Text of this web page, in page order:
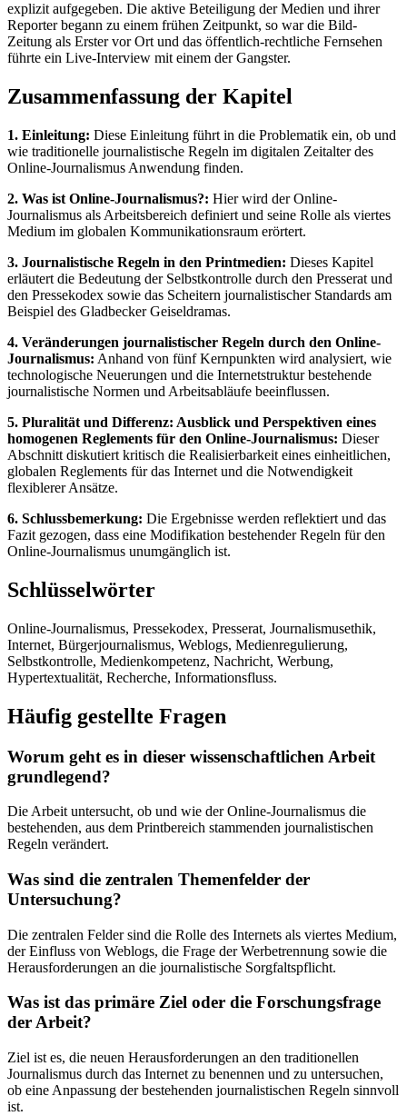
explizit aufgegeben. Die aktive Beteiligung der Medien und ihrer
Reporter begann zu einem frühen Zeitpunkt, so war die Bild-
Zeitung als Erster vor Ort und das öffentlich-rechtliche Fernsehen
führte ein Live-Interview mit einem der Gangster.
Zusammenfassung der Kapitel
1. Einleitung: Diese Einleitung führt in die Problematik ein, ob und
wie traditionelle journalistische Regeln im digitalen Zeitalter des
Online-Journalismus Anwendung finden.
2. Was ist Online-Journalismus?: Hier wird der Online-
Journalismus als Arbeitsbereich definiert und seine Rolle als viertes
Medium im globalen Kommunikationsraum erörtert.
3. Journalistische Regeln in den Printmedien: Dieses Kapitel
erläutert die Bedeutung der Selbstkontrolle durch den Presserat und
den Pressekodex sowie das Scheitern journalistischer Standards am
Beispiel des Gladbecker Geiseldramas.
4. Veränderungen journalistischer Regeln durch den Online-
Journalismus: Anhand von fünf Kernpunkten wird analysiert, wie
technologische Neuerungen und die Internetstruktur bestehende
journalistische Normen und Arbeitsabläufe beeinflussen.
5. Pluralität und Differenz: Ausblick und Perspektiven eines
homogenen Reglements für den Online-Journalismus: Dieser
Abschnitt diskutiert kritisch die Realisierbarkeit eines einheitlichen,
globalen Reglements für das Internet und die Notwendigkeit
flexiblerer Ansätze.
6. Schlussbemerkung: Die Ergebnisse werden reflektiert und das
Fazit gezogen, dass eine Modifikation bestehender Regeln für den
Online-Journalismus unumgänglich ist.
Schlüsselwörter
Online-Journalismus, Pressekodex, Presserat, Journalismusethik,
Internet, Bürgerjournalismus, Weblogs, Medienregulierung,
Selbstkontrolle, Medienkompetenz, Nachricht, Werbung,
Hypertextualität, Recherche, Informationsfluss.
Häufig gestellte Fragen
Worum geht es in dieser wissenschaftlichen Arbeit
grundlegend?
Die Arbeit untersucht, ob und wie der Online-Journalismus die
bestehenden, aus dem Printbereich stammenden journalistischen
Regeln verändert.
Was sind die zentralen Themenfelder der
Untersuchung?
Die zentralen Felder sind die Rolle des Internets als viertes Medium,
der Einfluss von Weblogs, die Frage der Werbetrennung sowie die
Herausforderungen an die journalistische Sorgfaltspflicht.
Was ist das primäre Ziel oder die Forschungsfrage
der Arbeit?
Ziel ist es, die neuen Herausforderungen an den traditionellen
Journalismus durch das Internet zu benennen und zu untersuchen,
ob eine Anpassung der bestehenden journalistischen Regeln sinnvoll
ist.